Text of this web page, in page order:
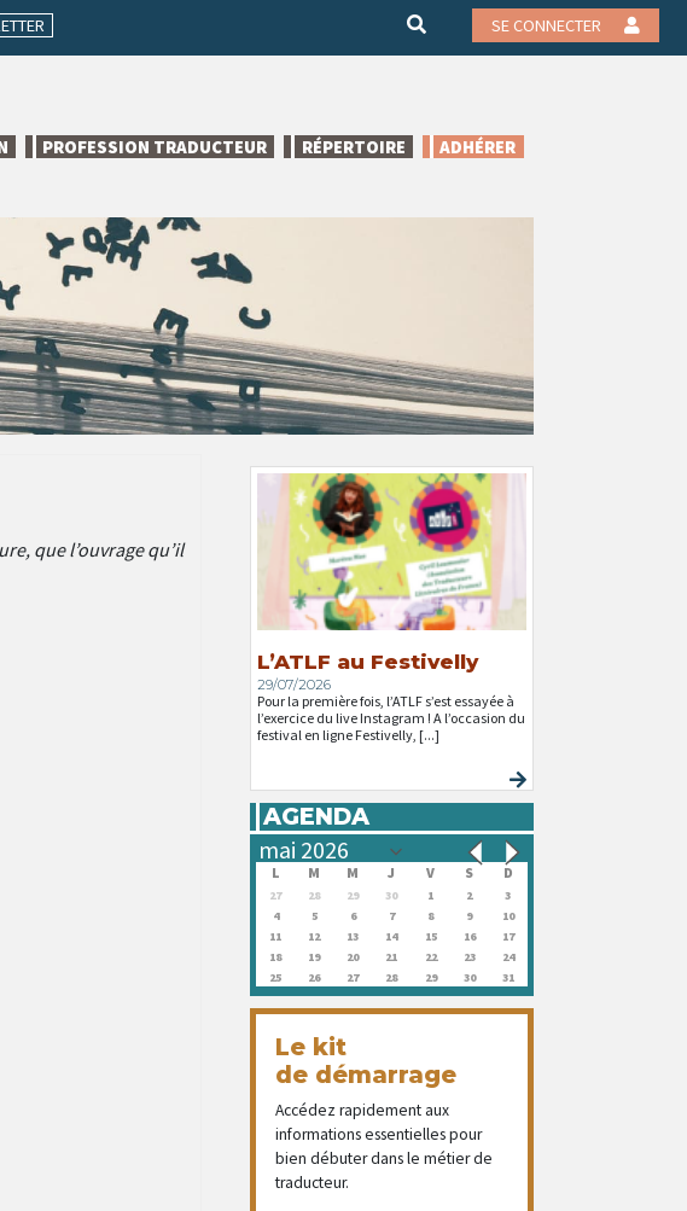
SE CONNECTER
PROFESSION TRADUCTEUR RÉPERTOIRE ADHÉRER
que l’ouvrage qu’il
L’ATLF au Festivelly
29/07/2026
Pour la première fois, l’ATLF s’est essayée à
l’exercice du live Instagram ! A l’occasion du
festival en ligne Festivelly, [...]
AGENDA
L M M J V S D
27 28 29 30 1 2
3
4
5 6 7 8 9
10
11
12 13 14 15 16
17
18
19 20 21 22 23
24
25
26 27 28 29 30 31
Le kit
de démarrage
Accédez rapidement aux
informations essentielles pour
bien débuter dans le métier de
traducteur.